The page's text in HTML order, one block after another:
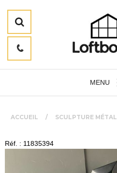
MENU
ACCUEIL SCULPTURE MÉTAL
Réf. : 11835394